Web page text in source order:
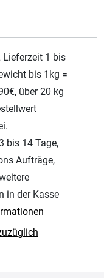
Lieferzeit 1 bis
bis 1kg =
über 20 kg
bis 14 Tage,
Aufträge,
in der Kasse